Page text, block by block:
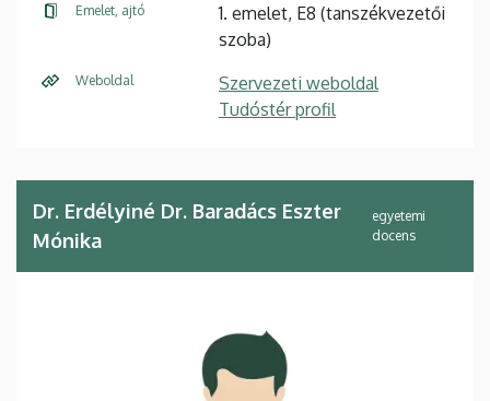
Emelet, ajtó
1. emelet, E8 (tanszékvezetői
szoba)
Weboldal
Szervezeti weboldal
Tudóstér profil
Dr. Erdélyiné Dr. Baradács Eszter
Mónika
egyetemi
docens